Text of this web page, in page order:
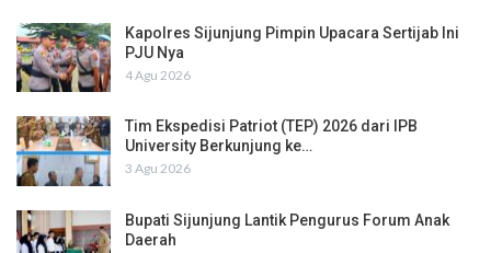
Kapolres Sijunjung Pimpin Upacara Sertijab Ini
PJU Nya
4 Agu 2026
Tim Ekspedisi Patriot (TEP) 2026 dari IPB
University Berkunjung ke…
3 Agu 2026
Bupati Sijunjung Lantik Pengurus Forum Anak
Daerah